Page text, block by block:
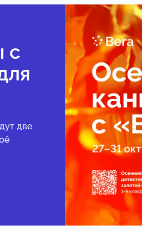
с
две